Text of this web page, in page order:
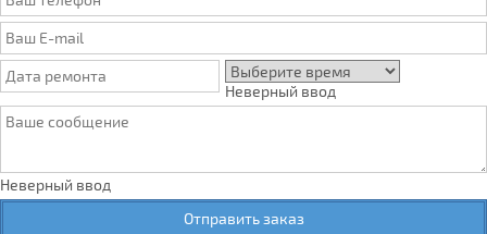
Неверный ввод
Неверный ввод
Отправить заказ